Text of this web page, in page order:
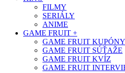
FILMY
SERIÁLY
ANIME
GAME FRUIT +
GAME FRUIT KUPÓNY
GAME FRUIT SÚŤAŽE
GAME FRUIT KVÍZ
GAME FRUIT